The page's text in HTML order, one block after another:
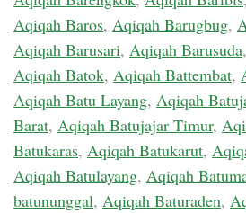
Aqiqah Baros, Aqiqah Barugbug,
Aqiqah Barusari, Aqiqah Barusuda,
Aqiqah Batok, Aqiqah Battembat,
Aqiqah Batu Layang, Aqiqah
Barat, Aqiqah Batujajar Timur,
Batukaras, Aqiqah Batukarut,
Aqiqah Batulayang, Aqiqah
batununggal, Aqiqah Baturaden,